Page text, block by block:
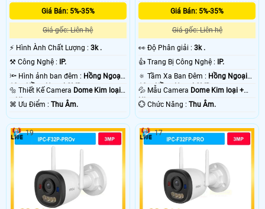
Giá Bán: 5%-35%
Giá gốc: Liên hệ
️⚡ Hình Ành Chất Lượng : 3k .
⚒ Công Nghệ :
IP.
🔦 Hình ảnh ban đêm : Hồng Ngoại
10m Hồng Ngoại SMD.
🔩 Thiết Kế Camera Dome Kim loại
+ Nhựa.
️⌘ Ưu Điểm : Thu Âm.
Giá Bán: 5%-35%
Giá gốc: Liên hệ
️👀 Độ Phân giải :3k .
👍 Trang Bị Công Nghệ :
IP.
🔅 Tầm Xa Ban Đêm : Hồng Ngoại
10m Hồng Ngoại SMD.
💦 Mẫu Camera Dome Kim loại +
Nhựa.
️💮 Chức Năng :Thu Âm.
19 17